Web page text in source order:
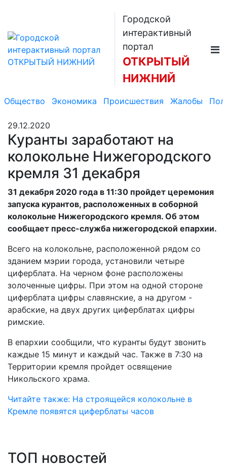
Городской
интерактивный
портал
ОТКРЫТЫЙ
НИЖНИЙ
Общество Экономика Происшествия Жалобы
29.12.2020
Куранты заработают на
колокольне Нижегородского
кремля 31 декабря
31 декабря 2020 года в 11:30 пройдет церемония
запуска курантов, расположенных в соборной
колокольне Нижегородского кремля. Об этом
сообщает пресс-служба нижегородской епархии.
Всего на колокольне, расположенной рядом со
зданием мэрии города, установили четыре
циферблата. На черном фоне расположены
золоченные цифры. При этом на одной стороне
циферблата цифры славянские, а на другом -
арабские, на двух других циферблатах цифры
римские.
В епархии сообщили, что куранты будут звонить
каждые 15 минут и каждый час. Также в 7:30 на
Территории кремля пройдет освящение
Никольского храма.
Читайте также: На строящейся колокольне в
Кремле появятся циферблаты часов
ТОП новостей